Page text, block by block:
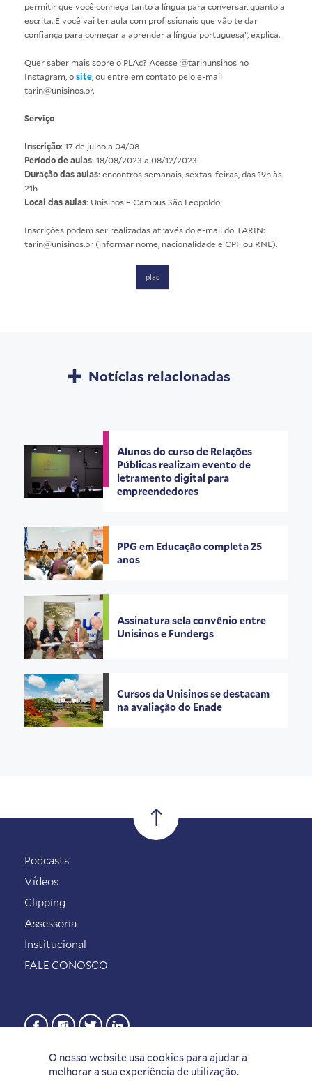
permitir que você conheça tanto a língua para conversar, quanto a
escrita. E você vai ter aula com profissionais que vão te dar
confiança para começar a aprender a língua portuguesa”, explica.
Quer saber mais sobre o PLAc? Acesse @tarinunsinos no
Instagram, osite, ou entre em contato pelo e-mail
tarin@unisinos.br.
Serviço
Inscrição: 17 de julho a 04/08
Período de aulas: 18/08/2023 a 08/12/2023
Duração das aulas: encontros semanais, sextas-feiras, das 19h às
21h
Local das aulas: Unisinos – Campus São Leopoldo
Inscrições podem ser realizadas através do e-mail do TARIN:
tarin@unisinos.br (informar nome, nacionalidade e CPF ou RNE).
plac
Notícias relacionadas
Alunos do curso de Relações
Públicas realizam evento de
letramento digital para
empreendedores
PPG em Educação completa 25
anos
Assinatura sela convênio entre
Unisinos e Fundergs
Cursos da Unisinos se destacam
na avaliação do Enade
O nosso website usa cookies para ajudar a
melhorar a sua experiência de utilização.
Podcasts
Vídeos
Clipping
Assessoria
Institucional
FALE CONOSCO